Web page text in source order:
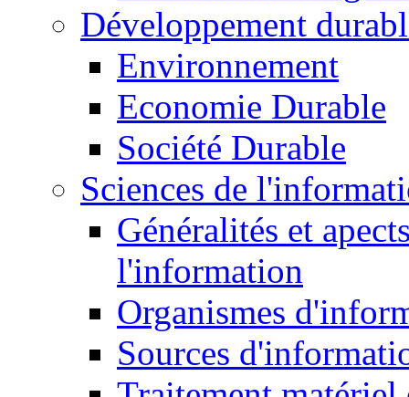
Développement
Environnement
Economie Durable
Société Durable
Sciences de
Généralités et
l'information
Organismes
Sources